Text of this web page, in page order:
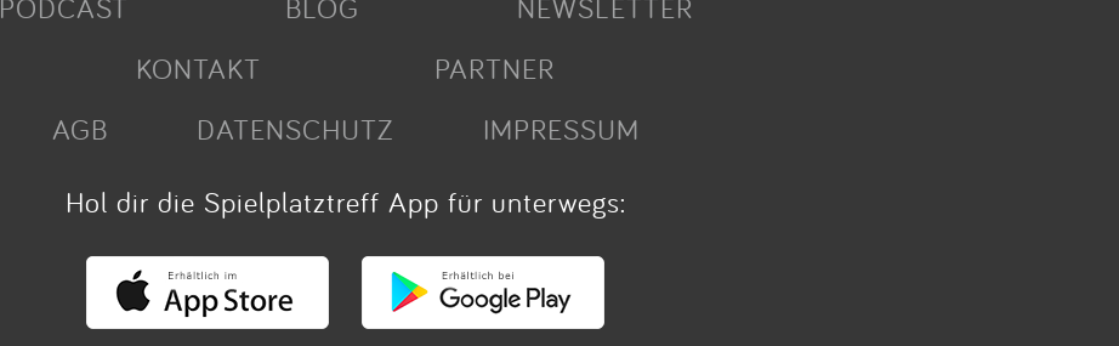
KONTAKT
PARTNER
AGB
DATENSCHUTZ
IMPRESSUM
Hol dir die Spielplatztreff App für unterwegs: